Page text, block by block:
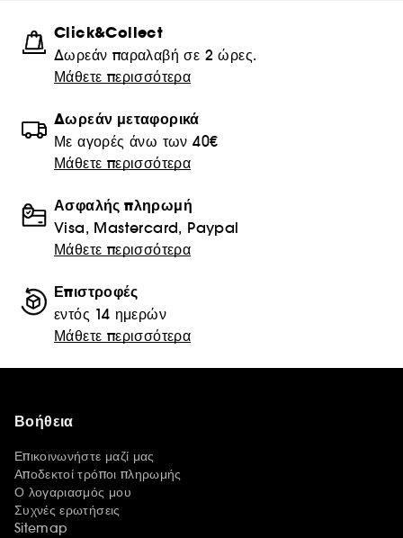
Click&Collect
Δωρεάν παραλαβή σε 2 ώρες.
Μάθετε περισσότερα
Δωρεάν μεταφορικά
Με αγορές άνω των 40€
Μάθετε περισσότερα
Ασφαλής πληρωμή
Visa, Mastercard, Paypal
Μάθετε περισσότερα
Επιστροφές
εντός 14 ημερών
Μάθετε περισσότερα
Βοήθεια
Επικοινωνήστε μαζί μας
Αποδεκτοί τρόποι πληρωμής
Ο λογαριασμός μου
Συχνές ερωτήσεις
Sitemap